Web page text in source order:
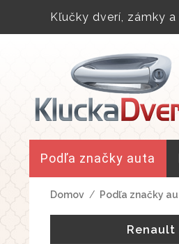
Kľučky dverí, zámky
Podľa značky auta
Domov / Podľa značky
Renault